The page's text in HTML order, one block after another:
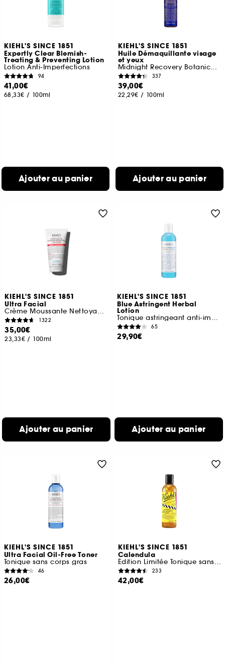
KIEHL'S SINCE 1851
Expertly Clear Blemish-
Treating & Preventing Lotion
Lotion Anti-Imperfections
94
41,00€
68,33€ / 100ml
Ajouter au panier
KIEHL'S SINCE 1851
Huile Démaquillante visage
et yeux
Midnight Recovery Botanical Cleansing Oil
337
39,00€
22,29€ / 100ml
Ajouter au panier
KIEHL'S SINCE 1851
Ultra Facial
Crème Moussante Nettoyante
1322
35,00€
23,33€ / 100ml
Ajouter au panier
KIEHL'S SINCE 1851
Blue Astringent Herbal
Lotion
Tonique astringeant anti-imperfections
65
29,90€
Ajouter au panier
KIEHL'S SINCE 1851
Ultra Facial Oil-Free Toner
Tonique sans corps gras
46
26,00€
KIEHL'S SINCE 1851
Calendula
Édition Limitée Tonique sans alcool au Calendula
233
42,00€